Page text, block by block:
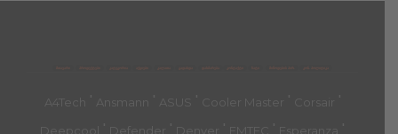
მთავარი კალათა
A4Tech ' Ansmann ' ASUS ' Cooler Master ' Corsair '
Deepcool Defender Denver EMTEC Esperanza